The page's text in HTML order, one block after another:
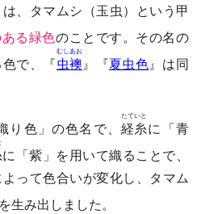
、タマムシ（玉虫）という甲
る緑色のことです。その名の
で、『虫襖
むしあお
』『夏虫色』は同
り色」の色名で、 経糸
たていと
に「青
に「紫」を用いて織ることで、
って色合いが変化し、タマム
生み出しました。